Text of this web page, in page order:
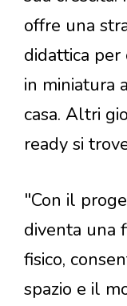
offre una
didattica
in miniatura
casa. Altri
ready si
"Con il
diventa una
fisico,
spazio e il